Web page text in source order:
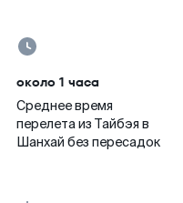
около 1 часа
Среднее время
перелета из Тайбэя в
Шанхай без пересадок